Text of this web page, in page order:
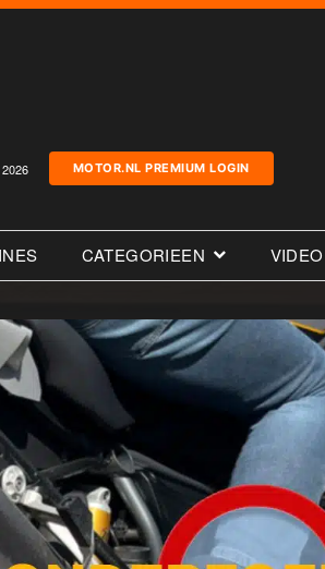
MOTOR.NL PREMIUM LOGIN
CATEGORIEEN VIDEO